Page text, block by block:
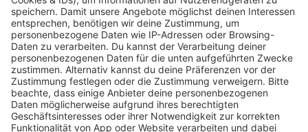
mehr lesen
IMAGO / Everett Collection